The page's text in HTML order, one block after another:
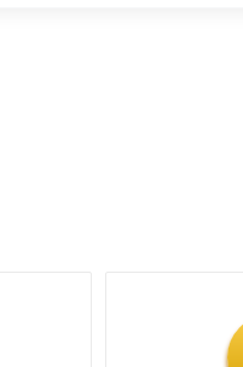
с сайта по следующим